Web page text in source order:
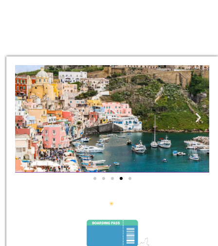
הדרכה מקצועית ואינפורמטיבית
במיוחד עבורכם!
לחצו פה!